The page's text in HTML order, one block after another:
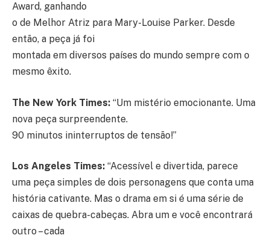
Award, ganhando
o de Melhor Atriz para Mary-Louise Parker. Desde
então, a peça já foi
montada em diversos países do mundo sempre com o
mesmo êxito.
The New York Times: “Um mistério emocionante. Uma
nova peça surpreendente.
90 minutos ininterruptos de tensão!”
Los Angeles Times: “Acessível e divertida, parece
uma peça simples de dois personagens que conta uma
história cativante. Mas o drama em si é uma série de
caixas de quebra-cabeças. Abra um e você encontrará
outro – cada